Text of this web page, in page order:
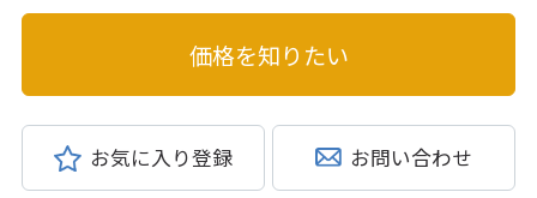
お気に入り登録 お問い合わせ